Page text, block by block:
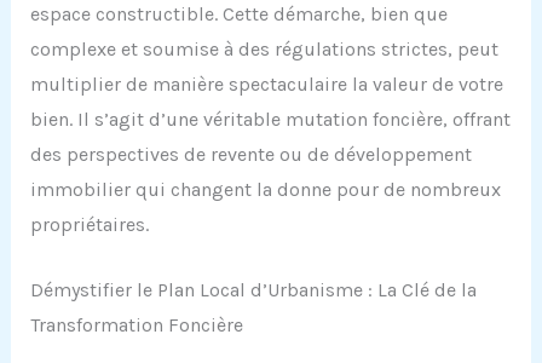
espace constructible. Cette démarche, bien que
complexe et soumise à des régulations strictes, peut
multiplier de manière spectaculaire la valeur de votre
bien. Il s’agit d’une véritable mutation foncière, offrant
des perspectives de revente ou de développement
immobilier qui changent la donne pour de nombreux
propriétaires.
Démystifier le Plan Local d’Urbanisme : La Clé de la
Transformation Foncière